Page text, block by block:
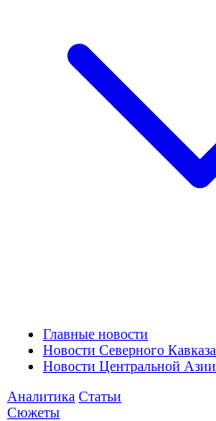
Главные новости
Новости Северного Кавказа
Новости Центральной Азии
Аналитика Статьи
Сюжеты